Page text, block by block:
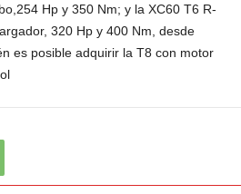
Hp y 350 Nm; y la XC60 T6 R-
320 Hp y 400 Nm, desde
es posible adquirir la T8 con motor